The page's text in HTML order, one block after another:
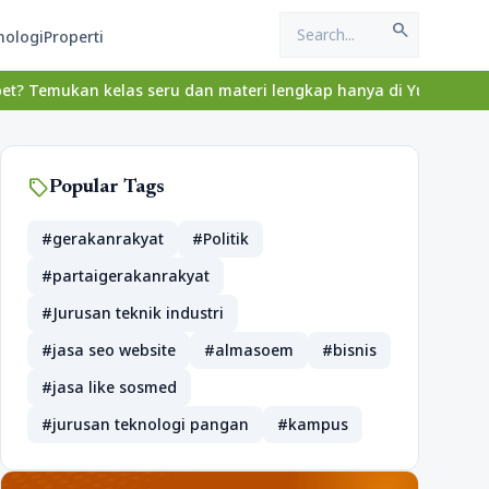
Properti search
seru dan materi lengkap hanya di YukBelajar.com.
sellPopular Tags
#gerakanrakyat
#Politik
#partaigerakanrakyat
#Jurusan teknik industri
#jasa seo website
#almasoem
#bisnis
#jasa like sosmed
#jurusan teknologi pangan
#kampus